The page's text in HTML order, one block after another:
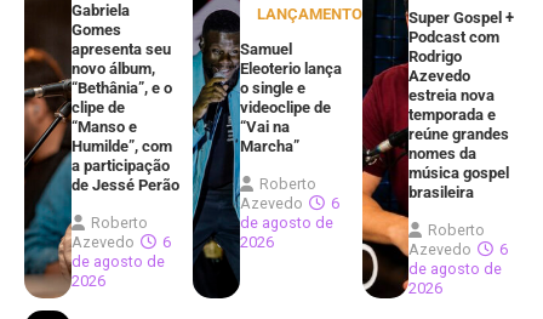
Gabriela
Gomes
apresenta seu
novo álbum,
“Bethânia”, e o
clipe de
“Manso e
Humilde”, com
a participação
de Jessé Perão
Roberto
Azevedo
6
de agosto de
2026
LANÇAMENTOS
Samuel
Eleoterio lança
o single e
videoclipe de
“Vai na
Marcha”
Roberto
Azevedo
6
de agosto de
2026
Super Gospel +
Podcast com
Rodrigo
Azevedo
estreia nova
temporada e
reúne grandes
nomes da
música gospel
brasileira
Roberto
Azevedo
6
de agosto de
2026